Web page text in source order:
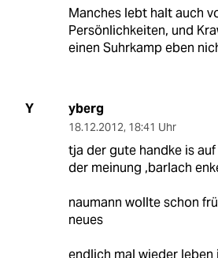
Manches lebt halt auch
Persönlichkeiten, und
einen Suhrkamp eben
Y yberg
18.12.2012, 18:41 Uhr
tja der gute handke is
der meinung ,barlach
naumann wollte schon
neues
endlich mal wieder leben